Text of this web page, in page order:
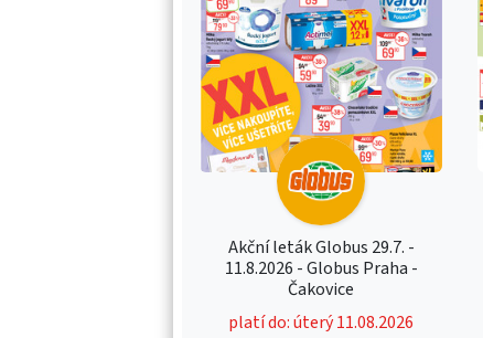
Akční leták Globus 29.7. -
11.8.2026 - Globus Praha -
Čakovice
platí do: úterý 11.08.2026